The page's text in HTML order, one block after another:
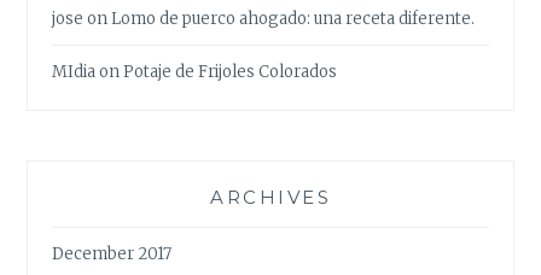
jose onLomo de puerco ahogado: una receta diferente.
MIdiaonPotaje de Frijoles Colorados
ARCHIVES
December 2017